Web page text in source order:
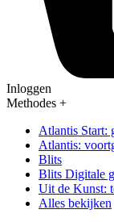
Inloggen
Methodes +
Atlantis Start:
Atlantis:
Blits
Blits Digitale
Uit de Kunst:
Alles bekijken